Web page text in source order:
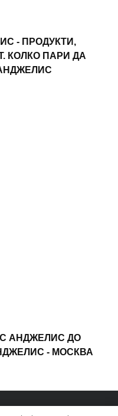
- ПРОДУКТИ,
КОЛКО ПАРИ ДА
АНДЖЕЛИС ДО
- МОСКВА